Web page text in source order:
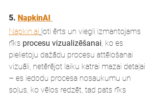
5. NapkinAI
Napkin.ai ļoti ērts un viegli izmantojams
rīks procesu vizualizēšanai , ko es
pielietoju dažādu procesu attēlošanai
vizuāli, netērējot laiku katrai mazai detaļai
– es iedodu procesa nosaukumu un
soļus, ko vēlos redzēt, tad pats rīks